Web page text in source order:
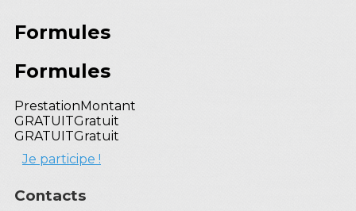
Formules
Formules
PrestationMontant
GRATUITGratuit
GRATUITGratuit
Je participe !
Contacts